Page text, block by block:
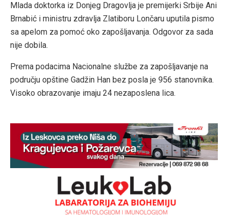
Mlada doktorka iz Donjeg Dragovlja je premijerki Srbije Ani
Brnabić i ministru zdravlja Zlatiboru Lončaru uputila pismo
sa apelom za pomoć oko zapošljavanja. Odgovor za sada
nije dobila.
Prema podacima Nacionalne službe za zapošljavanje na
području opštine Gadžin Han bez posla je 956 stanovnika.
Visoko obrazovanje imaju 24 nezaposlena lica.